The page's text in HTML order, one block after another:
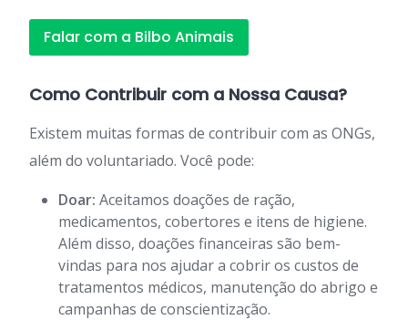
Falar com a Bilbo Animais
Como Contribuir com a Nossa Causa?
Existem muitas formas de contribuir com as ONGs,
além do voluntariado. Você pode:
Doar: Aceitamos doações de ração,
medicamentos, cobertores e itens de higiene.
Além disso, doações financeiras são bem-
vindas para nos ajudar a cobrir os custos de
tratamentos médicos, manutenção do abrigo e
campanhas de conscientização.